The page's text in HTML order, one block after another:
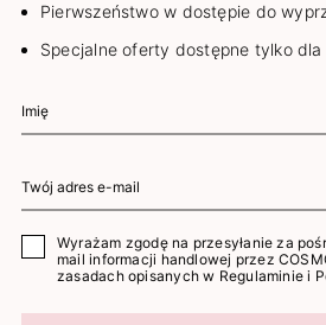
Pierwszeństwo w dostępie do
Specjalne oferty dostępne tylko dla
Wyrażam zgodę na przesyłanie za
mail informacji handlowej przez
zasadach opisanych w Regulaminie i